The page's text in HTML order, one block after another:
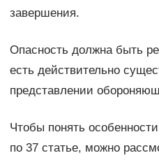
завершения.
Опасность должна быть
есть действительно
представлении
Чтобы понять
по 37 статье, можно